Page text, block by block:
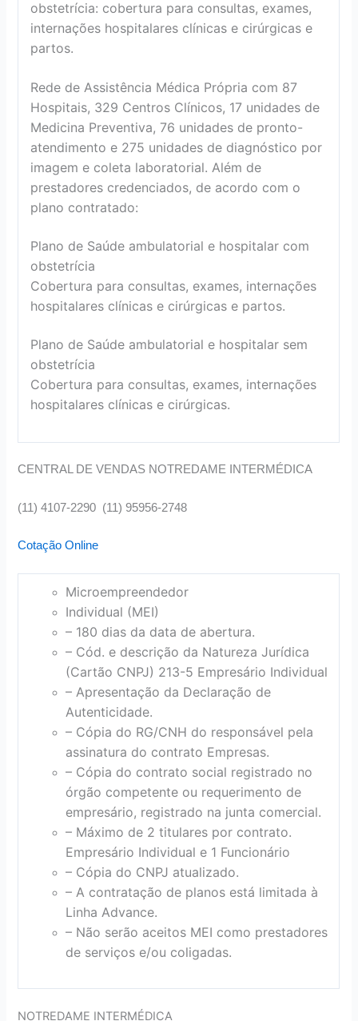
obstetrícia: cobertura para consultas, exames,
internações hospitalares clínicas e cirúrgicas e
partos.
Rede de Assistência Médica Própria com 87
Hospitais, 329 Centros Clínicos, 17 unidades de
Medicina Preventiva, 76 unidades de pronto-
atendimento e 275 unidades de diagnóstico por
imagem e coleta laboratorial. Além de
prestadores credenciados, de acordo com o
plano contratado:
Plano de Saúde ambulatorial e hospitalar com
obstetrícia
Cobertura para consultas, exames, internações
hospitalares clínicas e cirúrgicas e partos.
Plano de Saúde ambulatorial e hospitalar sem
obstetrícia
Cobertura para consultas, exames, internações
hospitalares clínicas e cirúrgicas.
CENTRAL DE VENDAS NOTREDAME INTERMÉDICA
(11) 4107-2290 (11) 95956-2748
Cotação Online
Microempreendedor
Individual (MEI)
– 180 dias da data de abertura.
– Cód. e descrição da Natureza Jurídica
(Cartão CNPJ) 213-5 Empresário Individual
– Apresentação da Declaração de
Autenticidade.
– Cópia do RG/CNH do responsável pela
assinatura do contrato Empresas.
– Cópia do contrato social registrado no
órgão competente ou requerimento de
empresário, registrado na junta comercial.
– Máximo de 2 titulares por contrato.
Empresário Individual e 1 Funcionário
– Cópia do CNPJ atualizado.
– A contratação de planos está limitada à
Linha Advance.
– Não serão aceitos MEI como prestadores
de serviços e/ou coligadas.
NOTREDAME INTERMÉDICA